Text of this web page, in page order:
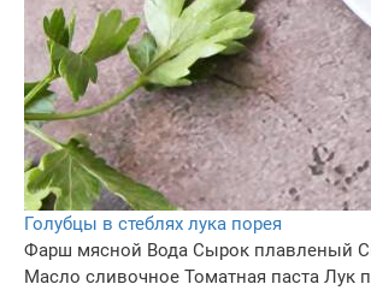
Голубцы в стеблях лука порея
Фарш мясной Вода Сырок плавленый
Масло сливочнoe Томатная паста Лук